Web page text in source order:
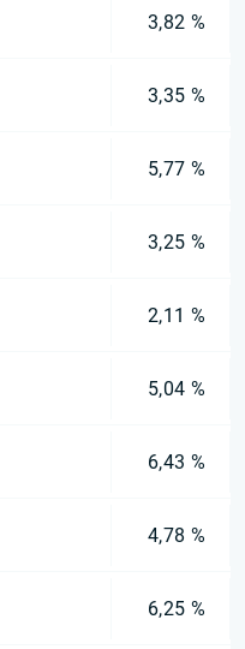
3,82 %
3,35 %
5,77 %
3,25 %
2,11 %
5,04 %
6,43 %
4,78 %
6,25 %